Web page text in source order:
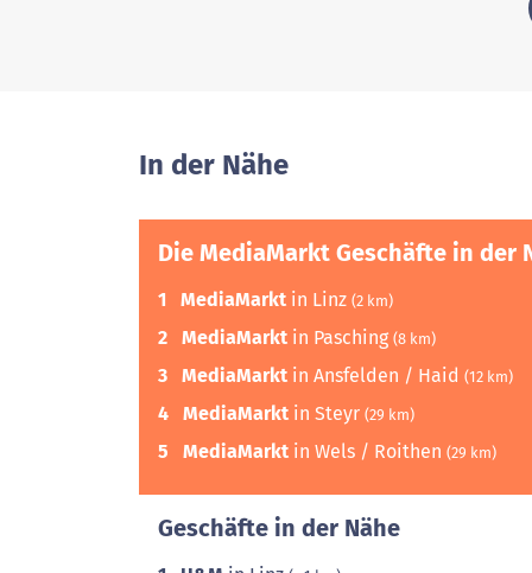
In der Nähe
Die MediaMarkt Geschäfte in der
1 MediaMarkt in Linz (2 km)
2 MediaMarkt in Pasching (8 km)
3 MediaMarkt in Ansfelden / Haid (12 km)
4 MediaMarkt in Steyr (29 km)
5 MediaMarkt in Wels / Roithen (29 km)
Geschäfte in der Nähe